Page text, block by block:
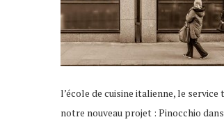
l’école de cuisine italienne, le
notre nouveau projet : Pinocchio